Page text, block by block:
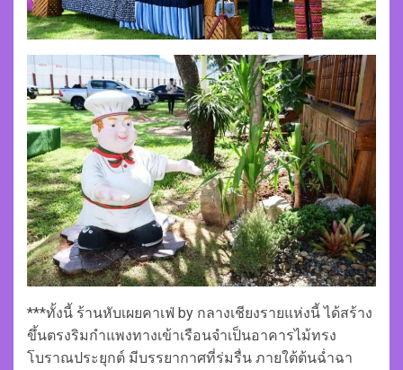
***ทั้งนี้ ร้านหับเผยคาเฟ่ by กลางเชียงรายแห่งนี้ ได้สร้าง
ขึ้นตรงริมกำแพงทางเข้าเรือนจำเป็นอาคารไม้ทรง
โบราณประยุกต์ มีบรรยากาศที่ร่มรื่น ภายใต้ต้นฉ่ำฉา